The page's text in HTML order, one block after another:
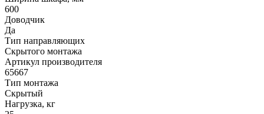
600
Доводчик
Да
Тип направляющих
Скрытого монтажа
Артикул производителя
65667
Тип монтажа
Скрытый
Нагрузка, кг